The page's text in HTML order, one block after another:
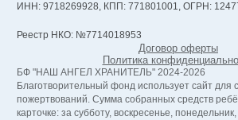
ИНН: 9718269928, КПП: 771801001, ОГРН:
Реестр НКО: №7714018953
Договор оферты
Политика
БФ "НАШ АНГЕЛ ХРАНИТЕЛЬ" 2024-2026
Благотворительный фонд использует сайт для
пожертвований. Сумма собранных средств
карточке: за субботу, воскресенье,